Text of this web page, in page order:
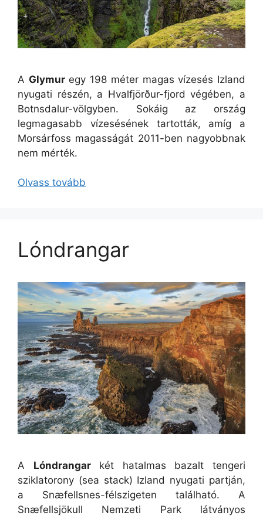
A Glymuregy 198 méter magas vízesés Izland
nyugati részén, a Hvalfjörður-fjord végében, a
Botnsdalur-völgyben. Sokáig az ország
legmagasabb vízesésének tartották, amíg a
Morsárfoss magasságát 2011-ben nagyobbnak
nem mérték.
Olvass tovább
Lóndrangar
A Lóndrangarkét hatalmas bazalt tengeri
sziklatorony (sea stack) Izland nyugati partján,
a Snæfellsnes-félszigeten található. A
Snæfellsjökull Nemzeti Park látványos